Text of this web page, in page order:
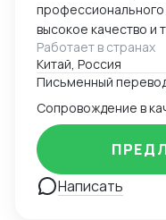
высокое качество и
- обеспечить точный
китайского на
эффективную
Работает в странах
Китай, Россия
Письменный
Написать